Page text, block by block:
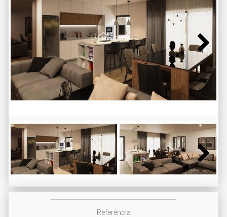
Next
Next
Referência